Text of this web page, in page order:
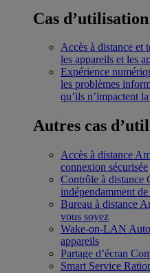
Cas
Accès à distance et
les appareils et les
Expérience
les problèmes
qu’ils n’impactent
Autres cas
Accès à distance
connexion sécurisée
Contrôle à distance
indépendamment
Bureau à distance
vous soyez
Wake-on-LAN
appareils
Partage d’écran
Smart Service